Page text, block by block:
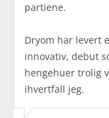
partiene.
Dryom har levert
innovativ, debut
hengehuer trolig
ihvertfall jeg.